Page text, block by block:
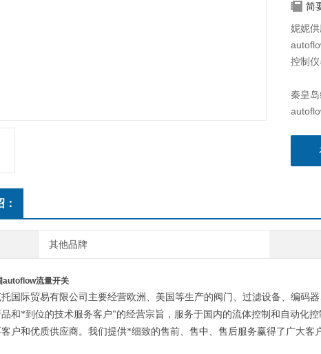
简
妮妮
控制
秦皇
其他品牌
autoflow流量开关
国际贸易有限公司主要经营欧洲、美国等生产的阀门、过滤设备、编码
和*到位的技术服务客户"的经营宗旨，服务于国内的流体控制和自动化
户和优质供应商。我们提供*细致的售前、售中、售后服务赢得了广大客